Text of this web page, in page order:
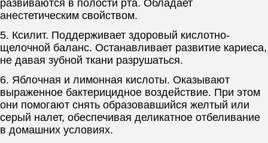
развиваются в полости рта. Обладает
анестетическим свойством.
5. Ксилит. Поддерживает здоровый кислотно-
щелочной баланс. Останавливает развитие кариеса,
не давая зубной ткани разрушаться.
6. Яблочная и лимонная кислоты. Оказывают
выраженное бактерицидное воздействие. При этом
они помогают снять образовавшийся желтый или
серый налет, обеспечивая деликатное отбеливание
в домашних условиях.